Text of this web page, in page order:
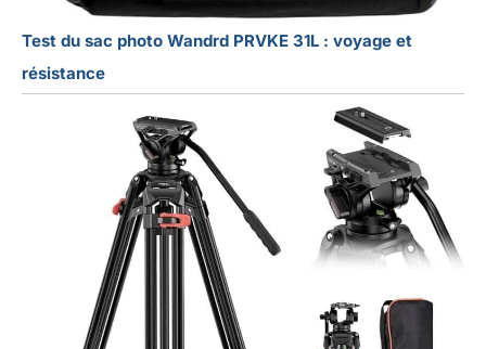
Test du sac photo Wandrd PRVKE 31L : voyage et
résistance